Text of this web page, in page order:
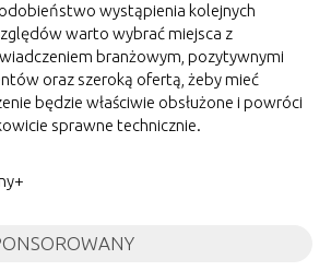
wystąpienia kolejnych
warto wybrać miejsca z
branżowym, pozytywnymi
oraz szeroką ofertą, żeby mieć
będzie właściwie obsłużone i powróci
sprawne technicznie.